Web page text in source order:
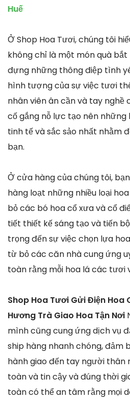
Huế
Ở Shop Hoa Tươi, chúng tôi
không chỉ là một món quà
đựng những thông điệp tình
hình tượng của sự việc tươi
nhân viên ân cần và tay nghề
cố gắng nỗ lực tạo nên
tinh tế và sắc sảo nhất nhằm
bạn.
Ở cửa hàng của chúng tôi,
hàng loạt những nhiều loại
bỏ các bó hoa cổ xưa và cổ
tiết thiết kế sáng tạo và tiến
trọng đến sự việc chọn lựa
từ bỏ các căn nhà cung ứng
toàn rằng mỗi hoa lá các tươi
Shop Hoa Tươi Gửi Điện Hoa
Hương Trà Giao Hoa Tận Nơi
mình cũng cung ứng dịch vụ
ship hàng nhanh chóng, đảm
hành giao đến tay người thân
toàn và tin cậy và đúng thời
toàn có thể an tâm rằng mọi